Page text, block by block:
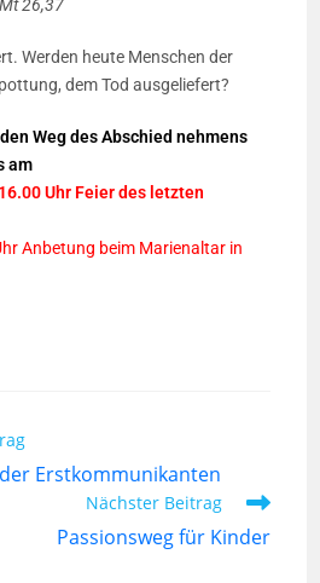
26,37
Werden heute Menschen der
dem Tod ausgeliefert?
Weg des Abschied nehmens
am
16.00 Uhr Feier des letzten
Anbetung beim Marienaltar in
Erstkommunikanten
Nächster Beitrag
Passionsweg für Kinder